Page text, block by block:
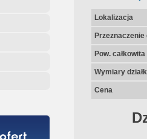
Lokalizacja
Przeznaczenie
Pow.
Wymiary
Cena